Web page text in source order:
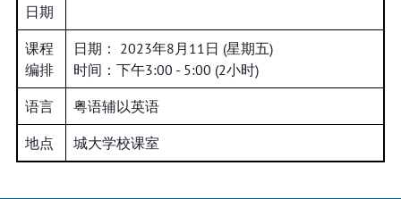
日期
课程
编排
日期： 2023年8月11日 (星期五)
时间：下午3:00 - 5:00 (2小时)
语言 粤语辅以英语
地点 城大学校课室